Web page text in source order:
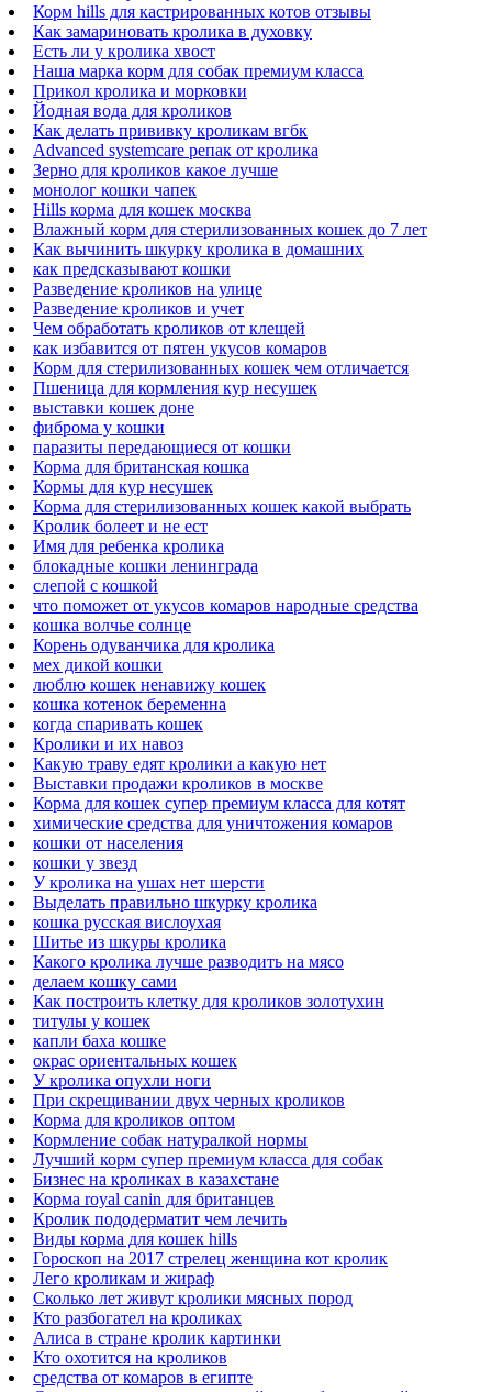
Корм hills для кастрированных котов отзывы
Как замариновать кролика в духовку
Есть ли у кролика хвост
Наша марка корм для собак премиум класса
Прикол кролика и морковки
Йодная вода для кроликов
Как делать прививку кроликам вгбк
Advanced systemcare репак от кролика
Зерно для кроликов какое лучше
монолог кошки чапек
Hills корма для кошек москва
Влажный корм для стерилизованных кошек до 7 лет
Как вычинить шкурку кролика в домашних
как предсказывают кошки
Разведение кроликов на улице
Разведение кроликов и учет
Чем обработать кроликов от клещей
как избавится от пятен укусов комаров
Корм для стерилизованных кошек чем отличается
Пшеница для кормления кур несушек
выставки кошек доне
фиброма у кошки
паразиты передающиеся от кошки
Корма для британская кошка
Кормы для кур несушек
Корма для стерилизованных кошек какой выбрать
Кролик болеет и не ест
Имя для ребенка кролика
блокадные кошки ленинграда
слепой с кошкой
что поможет от укусов комаров народные средства
кошка волчье солнце
Корень одуванчика для кролика
мех дикой кошки
люблю кошек ненавижу кошек
кошка котенок беременна
когда спаривать кошек
Кролики и их навоз
Какую траву едят кролики а какую нет
Выставки продажи кроликов в москве
Корма для кошек супер премиум класса для котят
химические средства для уничтожения комаров
кошки от населения
кошки у звезд
У кролика на ушах нет шерсти
Выделать правильно шкурку кролика
кошка русская вислоухая
Шитье из шкуры кролика
Какого кролика лучше разводить на мясо
делаем кошку сами
Как построить клетку для кроликов золотухин
титулы у кошек
капли баха кошке
окрас ориентальных кошек
У кролика опухли ноги
При скрещивании двух черных кроликов
Корма для кроликов оптом
Кормление собак натуралкой нормы
Лучший корм супер премиум класса для собак
Бизнес на кроликах в казахстане
Корма royal canin для британцев
Кролик пододерматит чем лечить
Виды корма для кошек hills
Гороскоп на 2017 стрелец женщина кот кролик
Лего кроликам и жираф
Сколько лет живут кролики мясных пород
Кто разбогател на кроликах
Алиса в стране кролик картинки
Кто охотится на кроликов
средства от комаров в египте